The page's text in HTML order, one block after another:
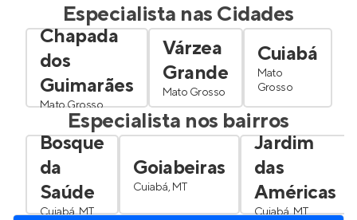
Especialista nas Cidades
Chapada
dos
Guimarães
Mato Grosso
Várzea
Grande
Mato Grosso
Cuiabá
Mato
Grosso
Especialista nos bairros
Bosque
da
Saúde
Cuiabá, MT
Goiabeiras
Cuiabá, MT
Jardim
das
Américas
Cuiabá, MT